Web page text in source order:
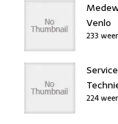
Venlo
233
224